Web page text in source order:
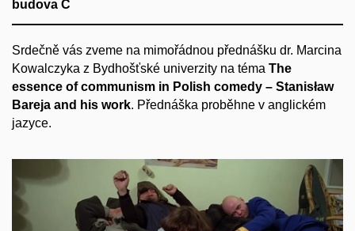
budova C
Srdečně vás zveme na mimořádnou přednášku dr. Marcina
Kowalczyka z Bydhošťské univerzity na téma The
essence of communism in Polish comedy – Stanisław
Bareja and his work. Přednáška proběhne v anglickém
jazyce.